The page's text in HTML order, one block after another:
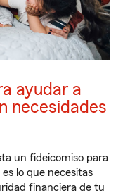
ayudar a
necesidades
un fideicomiso para
lo que necesitas
financiera de tu